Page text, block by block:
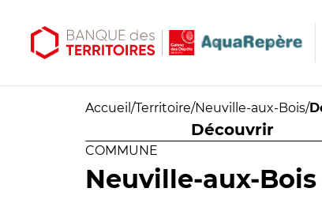
Accueil /Territoire/Neuville-aux-Bois/
Découvrir
COMMUNE
Neuville-aux-Bois